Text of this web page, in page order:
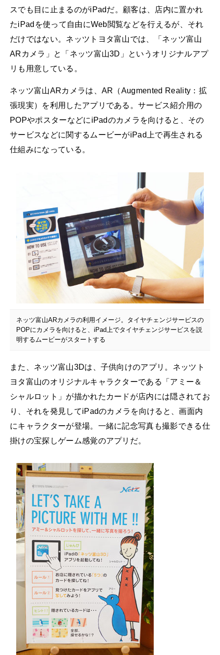
スでも目に止まるのがiPadだ。顧客は、店内に置かれ
たiPadを使って自由にWeb閲覧などを行えるが、それ
だけではない。ネッツトヨタ富山では、「ネッツ富山
ARカメラ」と「ネッツ富山3D」というオリジナルアプ
リも用意している。
ネッツ富山ARカメラは、AR（Augmented Reality：拡
張現実）を利用したアプリである。サービス紹介用の
POPやポスターなどにiPadのカメラを向けると、その
サービスなどに関するムービーがiPad上で再生される
仕組みになっている。
ネッツ富山ARカメラの利用イメージ。タイヤチェンジサービスの
POPにカメラを向けると、iPad上でタイヤチェンジサービスを説
明するムービーがスタートする
また、ネッツ富山3Dは、子供向けのアプリ。ネッツト
ヨタ富山のオリジナルキャラクターである「アミー＆
シャルロット」が描かれたカードが店内には隠されてお
り、それを発見してiPadのカメラを向けると、画面内
にキャラクターが登場。一緒に記念写真も撮影できる仕
掛けの宝探しゲーム感覚のアプリだ。